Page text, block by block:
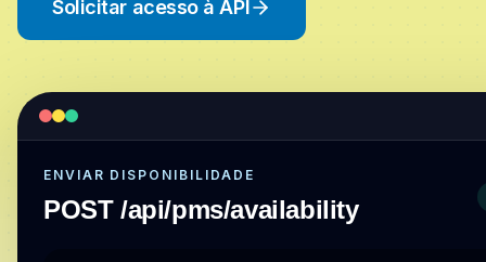
Solicitar acesso à API
ENVIAR DISPONIBILIDADE
POST /api/pms/availability